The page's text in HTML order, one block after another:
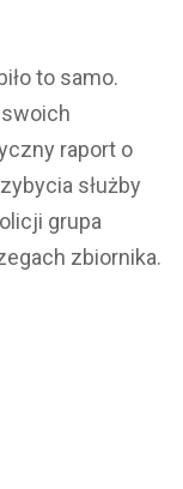
to samo.
raport o
służby
grupa
zbiornika.